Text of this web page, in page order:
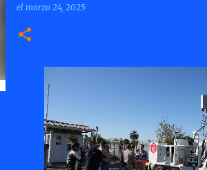
el marzo 24, 2025